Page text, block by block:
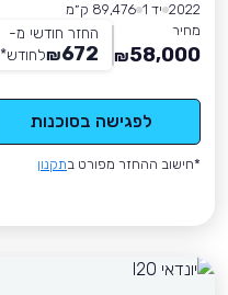
2022 יד 1
89,476 ק״מ
מחיר
58,000
₪
החזר חודשי מ-
672
₪לחודש*
לפגישה בסוכנות
*חישוב ההחזר מפורט בתקנון